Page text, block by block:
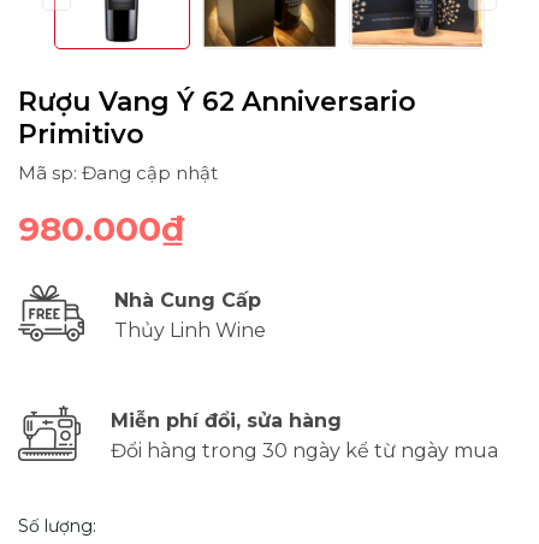
Rượu Vang Ý 62 Anniversario
Primitivo
Mã sp: Đang cập nhật
980.000₫
Nhà Cung Cấp
Thủy Linh Wine
Miễn phí đổi, sửa hàng
Đổi hàng trong 30 ngày kể từ ngày mua
Số lượng: